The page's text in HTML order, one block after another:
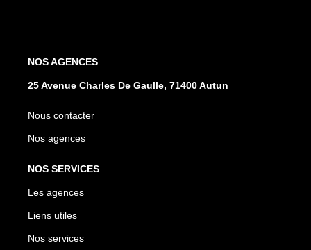
NOS AGENCES
25 Avenue Charles De Gaulle, 71400 Autun
Nous contacter
Nos agences
NOS SERVICES
Les agences
Liens utiles
Nos services